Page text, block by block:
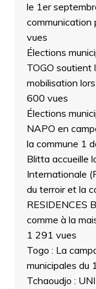
le 1er
communication
vues
Élections
TOGO
mobilisation
600 vues
Élections
NAPO en
la commune 1
Blitta accueille
Internationale
du terroir et la
RESIDENCES
comme à la
1 291 vues
Togo : La
municipales du
Tchaoudjo :